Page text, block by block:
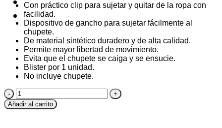
Con práctico clip para sujetar y quitar de la ropa con
facilidad.
Dispositivo de gancho para sujetar fácilmente al
chupete.
De material sintético duradero y de alta calidad.
Permite mayor libertad de movimiento.
Evita que el chupete se caiga y se ensucie.
Blister por 1 unidad.
No incluye chupete.
Cinta
Sujeta
Chupete
Añadir al carrito